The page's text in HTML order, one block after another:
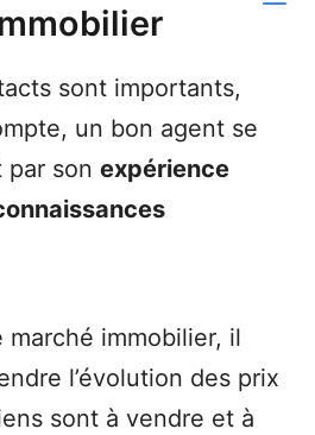
sont importants,
un bon agent se
son expérience
immobilier, il
l’évolution des prix
sont à vendre et à